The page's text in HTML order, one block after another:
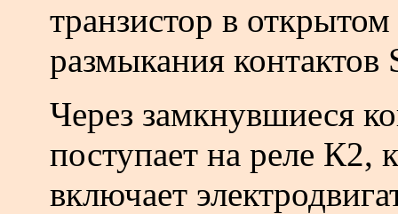
транзистор в
размыкания контактов
Через замкнувшиеся
поступает на реле К2,
включает